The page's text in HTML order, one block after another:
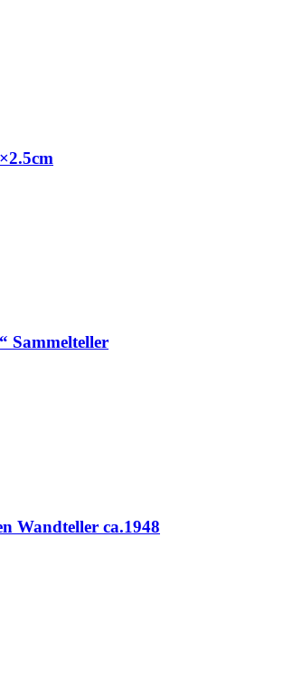
Sammelteller
Wandteller ca.1948